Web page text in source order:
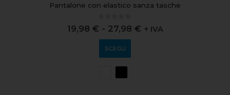
Pantalone con elastico sanza tasche
out of 5
19,98 € - 27,98 € + IVA
SCEGLI